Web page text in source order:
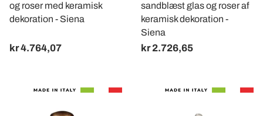
og roser med keramisk
dekoration - Siena
kr 4.764,07
sandblæst glas og roser af
keramisk dekoration -
Siena
kr 2.726,65